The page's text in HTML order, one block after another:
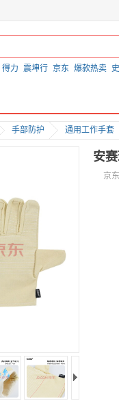
得力 震坤行 京东 爆款热卖
手部防护 通用工作手套
安
京